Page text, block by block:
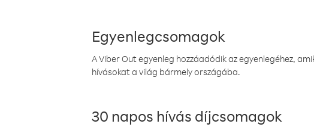
Egyenlegcsomagok
A Viber Out egyenleg hozzáadódik az egyenlegéhez,
hívásokat a világ bármely országába.
30 napos hívás díjcsomagok